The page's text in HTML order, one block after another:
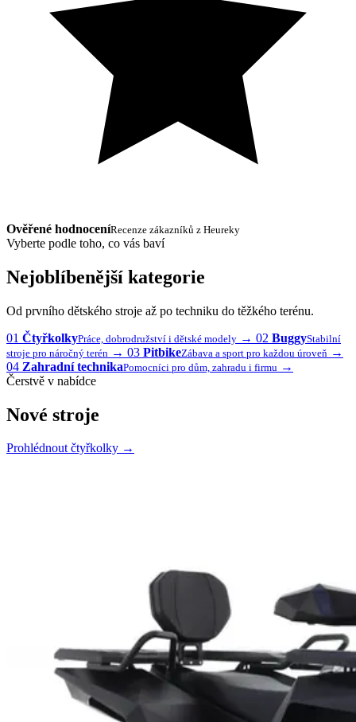
Ověřené hodnoceníRecenze zákazníků z Heureky
Vyberte podle toho, co vás baví
Nejoblíbenější kategorie
Od prvního dětského stroje až po techniku do těžkého terénu.
01 ČtyřkolkyPráce, dobrodružství i dětské modely → 02 BuggyStabilní
stroje pro náročný terén → 03 PitbikeZábava a sport pro každou úroveň →
04 Zahradní technikaPomocníci pro dům, zahradu i firmu →
Čerstvě v nabídce
Nové stroje
Prohlédnout čtyřkolky →